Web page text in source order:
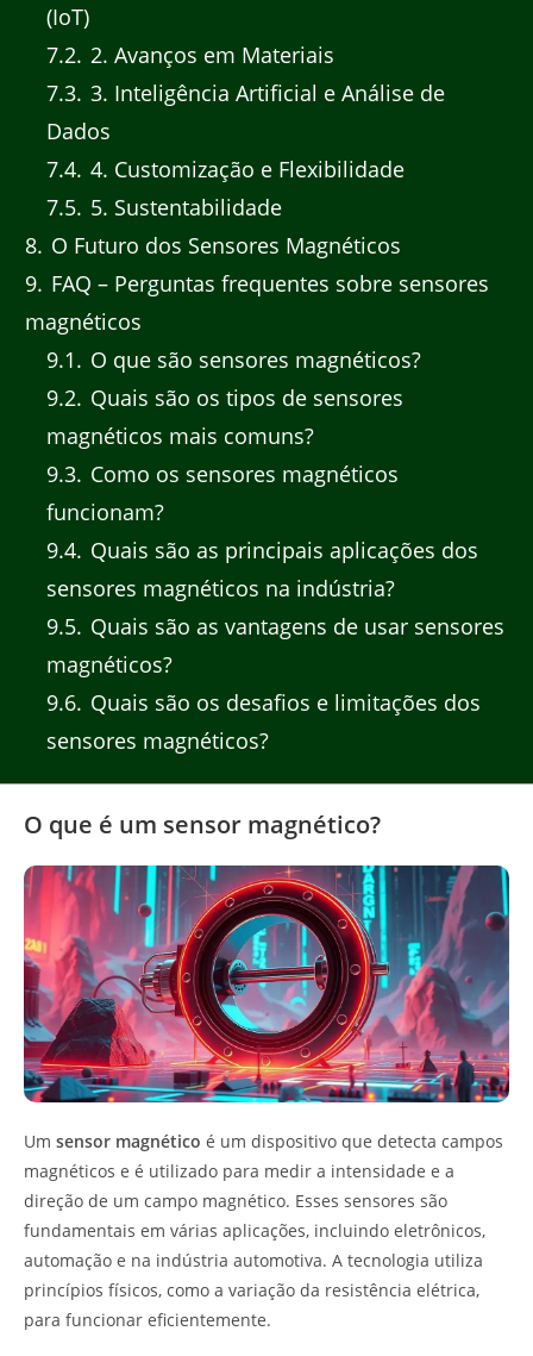
(IoT)
7.2 2. Avanços em Materiais
7.3 3. Inteligência Artificial e Análise de
Dados
7.4 4. Customização e Flexibilidade
7.5 5. Sustentabilidade
8 O Futuro dos Sensores Magnéticos
9 FAQ – Perguntas frequentes sobre sensores
magnéticos
9.1
O que são sensores magnéticos?
9.2 Quais são os tipos de sensores
magnéticos mais comuns?
9.3 Como os sensores magnéticos
funcionam?
9.4 Quais são as principais aplicações dos
sensores magnéticos na indústria?
9.5 Quais são as vantagens de usar sensores
magnéticos?
9.6 Quais são os desafios e limitações dos
sensores magnéticos?
O que é um sensor magnético?
Um sensor magnético é um dispositivo que detecta campos
magnéticos e é utilizado para medir a intensidade e a
direção de um campo magnético. Esses sensores são
fundamentais em várias aplicações, incluindo eletrônicos,
automação e na indústria automotiva. A tecnologia utiliza
princípios físicos, como a variação da resistência elétrica,
para funcionar eficientemente.